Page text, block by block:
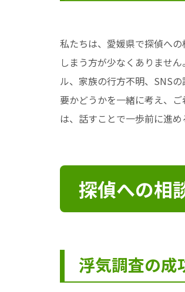
私たちは、愛媛県で探偵へ
しまう方が少なくありませ
ル、家族の行方不明、SNS
要かどうかを一緒に考え、
は、話すことで一歩前に進
探偵への相
浮気調査の成